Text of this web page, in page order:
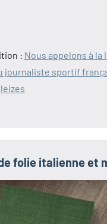
: Nous appelons à la
journaliste sportif
folie italienne et